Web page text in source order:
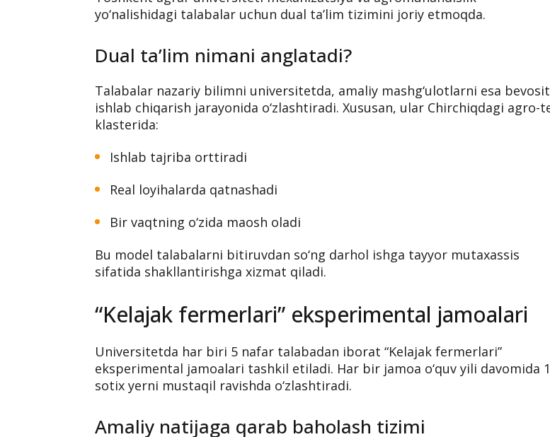
o‘qish va ish bir vaqtda
Toshkent agrar universiteti mexanizatsiya va agromuhandislik
yo‘nalishidagi talabalar uchun dual ta’lim tizimini joriy etmoqda.
Dual ta’lim nimani anglatadi?
Talabalar nazariy bilimni universitetda, amaliy mashg‘ulotlarni esa bevosita
klasterida:
Ishlab tajriba orttiradi
Bir vaqtning o‘zida maosh oladi
Bu model talabalarni bitiruvdan so‘ng darhol ishga tayyor mutaxassis
sifatida shakllantirishga xizmat qiladi.
“Kelajak fermerlari” eksperimental jamoalari